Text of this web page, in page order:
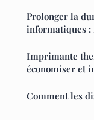
Prolonger la
informatiques :
Imprimante
économiser et
Comment les